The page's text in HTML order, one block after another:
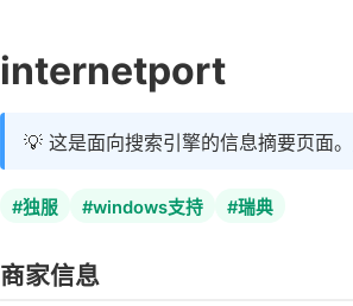
internetport
💡 这是面向搜索引擎的信息摘要页面。
#独服 #windows支持 #瑞典
商家信息